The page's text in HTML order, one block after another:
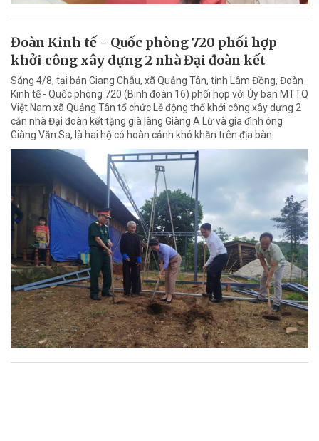
Đoàn Kinh tế - Quốc phòng 720 phối hợp
khởi công xây dựng 2 nhà Đại đoàn kết
Sáng 4/8, tại bản Giang Châu, xã Quảng Tân, tỉnh Lâm Đồng, Đoàn
Kinh tế - Quốc phòng 720 (Binh đoàn 16) phối hợp với Ủy ban MTTQ
Việt Nam xã Quảng Tân tổ chức Lễ động thổ khởi công xây dựng 2
căn nhà Đại đoàn kết tặng già làng Giàng A Lừ và gia đình ông
Giàng Văn Sa, là hai hộ có hoàn cảnh khó khăn trên địa bàn.